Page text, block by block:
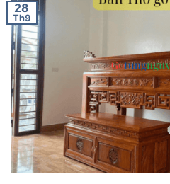
28
Th9